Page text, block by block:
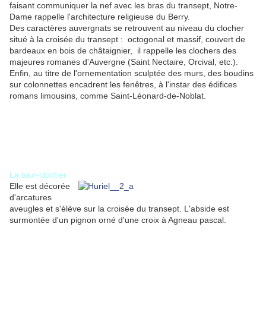
faisant communiquer la nef avec les bras du transept, Notre-
Dame rappelle l'architecture religieuse du Berry.
Des caractères auvergnats se retrouvent au niveau du clocher
situé à la croisée du transept : octogonal et massif, couvert de
bardeaux en bois de châtaignier, il rappelle les clochers des
majeures romanes d'Auvergne (Saint Nectaire, Orcival, etc.).
Enfin, au titre de l'ornementation sculptée des murs, des boudins
sur colonnettes encadrent les fenêtres, à l'instar des édifices
romans limousins, comme Saint-Léonard-de-Noblat.
La tour-clocher
Elle est décorée
d'arcatures
aveugles et s'élève sur la croisée du transept. L'abside est
surmontée d'un pignon orné d'une croix à Agneau pascal.